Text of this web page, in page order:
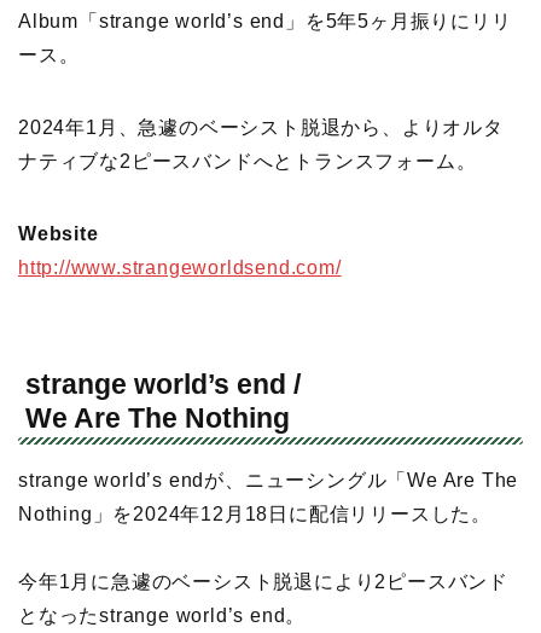
Album「strange world’s end」を5年5ヶ月振りにリリ
ース。
2024年1月、急遽のベーシスト脱退から、よりオルタ
ナティブな2ピースバンドへとトランスフォーム。
Website
http://www.strangeworldsend.com/
strange world’s end /
We Are The Nothing
strange world’s endが、ニューシングル「We Are The
Nothing」を2024年12月18日に配信リリースした。
今年1月に急遽のベーシスト脱退により2ピースバンド
となったstrange world’s end。